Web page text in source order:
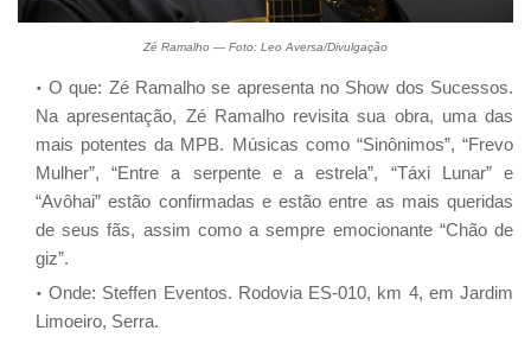
Zé Ramalho — Foto: Leo Aversa/Divulgação
O que: Zé Ramalho se apresenta no Show dos Sucessos.
Na apresentação, Zé Ramalho revisita sua obra, uma das
mais potentes da MPB. Músicas como “Sinônimos”, “Frevo
Mulher”, “Entre a serpente e a estrela”, “Táxi Lunar” e
“Avôhai” estão confirmadas e estão entre as mais queridas
de seus fãs, assim como a sempre emocionante “Chão de
giz”.
Onde: Steffen Eventos. Rodovia ES-010, km 4, em Jardim
Limoeiro, Serra.